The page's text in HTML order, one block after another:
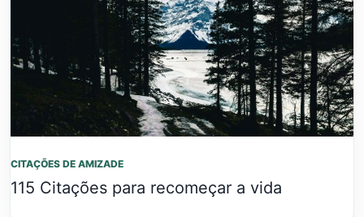
CITAÇÕES DE AMIZADE
115 Citações para recomeçar a vida